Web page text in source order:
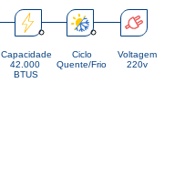
Capacidade
42.000
BTUS
Ciclo
Quente/Frio
Voltagem
220v